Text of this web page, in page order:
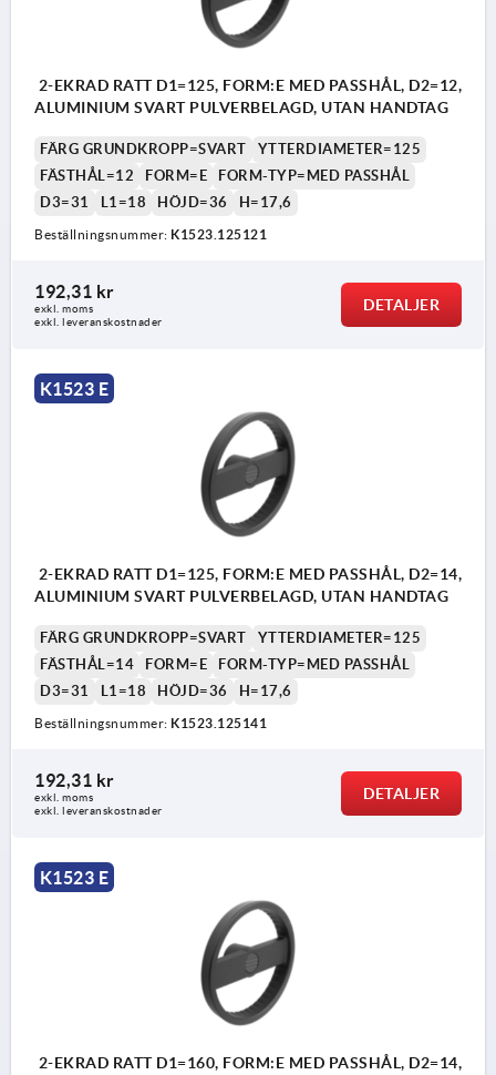
2-EKRAD RATT D1=125, FORM:E MED PASSHÅL, D2=12,
ALUMINIUM SVART PULVERBELAGD, UTAN HANDTAG
FÄRG GRUNDKROPP=SVART
YTTERDIAMETER=125
FÄSTHÅL=12
FORM=E
FORM-TYP=MED PASSHÅL
D3=31
L1=18 HÖJD=36 H=17,6
Beställningsnummer: K1523.125121
192,31 kr
exkl. moms
exkl. leveranskostnader
DETALJER
K1523 E
2-EKRAD RATT D1=125, FORM:E MED PASSHÅL, D2=14,
ALUMINIUM SVART PULVERBELAGD, UTAN HANDTAG
FÄRG GRUNDKROPP=SVART
YTTERDIAMETER=125
FÄSTHÅL=14
FORM=E
FORM-TYP=MED PASSHÅL
D3=31
L1=18 HÖJD=36 H=17,6
Beställningsnummer: K1523.125141
192,31 kr
exkl. moms
exkl. leveranskostnader
DETALJER
K1523 E
2-EKRAD RATT D1=160, FORM:E MED PASSHÅL, D2=14,